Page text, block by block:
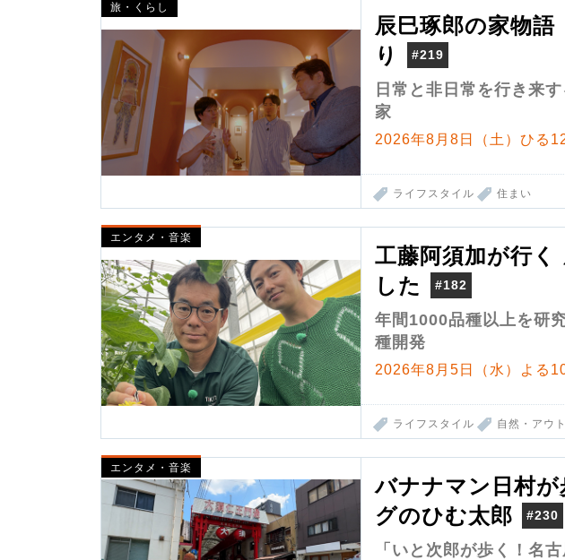
旅・くらし
辰巳琢郎の家物
り
#219
日常と非日常を行き来
家
2026年8月8日（土）ひる
ライフスタイル 住まい
エンタメ・音楽
工藤阿須加が行く
した
#182
年間1000品種以上を研
種開発
2026年8月5日（水）よる
ライフスタイル 自然・アウ
エンタメ・音楽
バナナマン日村
グのひむ太郎
#230
「いと次郎が歩く！名